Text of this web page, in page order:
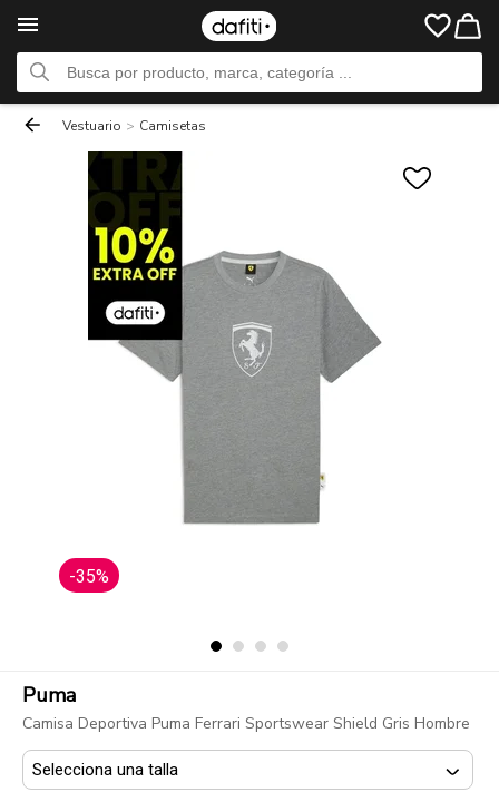
Vestuario > Camisetas
-35%
Puma
Camisa Deportiva Puma Ferrari Sportswear Shield Gris Hombre